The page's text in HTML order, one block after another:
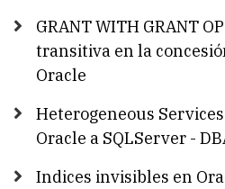
GRANT WITH GRANT
transitiva en la
Oracle
Heterogeneous
Oracle a SQLServer -
Indices invisibles en